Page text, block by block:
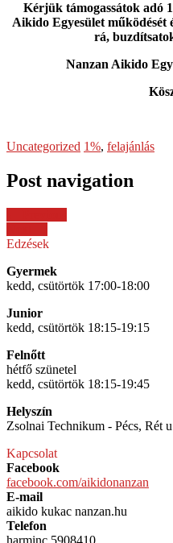
Kérjük támogassátok adó
Aikido Egyesület működését
rá,
Nanzan Aikido
Uncategorized 1%, felajánlás
Post navigation
Edzések
Gyermek
kedd, csütörtök 17:00-18:00
Junior
kedd, csütörtök 18:15-19:15
Felnőtt
hétfő szünetel
kedd, csütörtök 18:15-19:45
Helyszín
Zsolnai Technikum - Pécs, Rét
Kapcsolat
Facebook
facebook.com/aikidonanzan
E-mail
aikido kukac nanzan.hu
Telefon
harminc 5908410